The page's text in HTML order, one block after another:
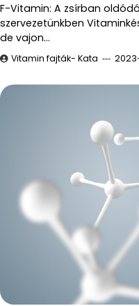
F-Vitamin: A zsírban
szervezetünkben
de vajon…
Vitamin fajták- Kata